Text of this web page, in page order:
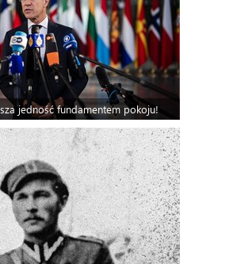
jedność fundamentem pokoju!